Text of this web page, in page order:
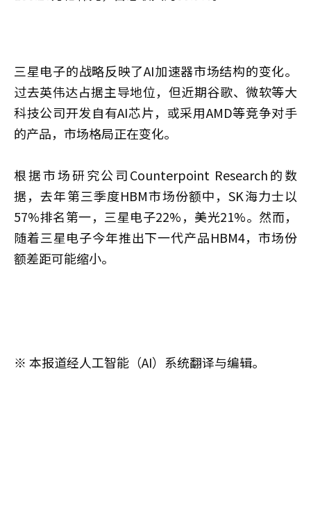
三星电子的战略反映了AI加速器市场结构的变化。
过去英伟达占据主导地位，但近期谷歌、微软等大
科技公司开发自有AI芯片，或采用AMD等竞争对手
的产品，市场格局正在变化。
根据市场研究公司Counterpoint Research的数
据，去年第三季度HBM市场份额中，SK海力士以
57%排名第一，三星电子22%，美光21%。然而，
随着三星电子今年推出下一代产品HBM4，市场份
额差距可能缩小。
※ 本报道经人工智能（AI）系统翻译与编辑。